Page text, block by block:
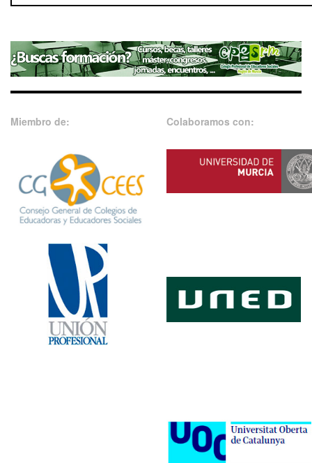
Miembro de: Colaboramos con: